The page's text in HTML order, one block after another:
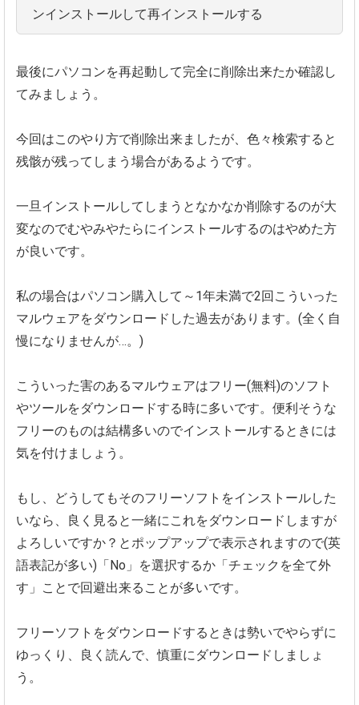
ンインストールして再インスト ールする
最後にパソコンを再起動して完全に削除出来たか確認し
てみましょ う。
今回はこのやり方で削除出来ましたが、 色々検索すると
残骸が残ってしまう場合があるようです。
一旦インストールしてしまうとなかなか削除するのが大
変なのでむやみやたらにインストールするのはやめた方
が良いです。
私の場合はパソコン購入して～ 1年未満で2回こういった
マルウェアをダウンロードした過去があ ります。(全く自
慢になりませんが…。)
こういった害のあるマルウェアはフリー(無料)のソフト
やツールをダウンロードする時に多いです。便利そうな
フリーのものは結構多いのでインストールするときには
気を付けましょう。
もし、どうしてもそのフリーソフトをインストールした
いなら、
良く見ると一緒にこれをダウンロードしますが
よろしいですか？ とポップアップで表示されますので(英
語表記が多い)「No」を選択するか「チェックを全て外
す」ことで回避出来ることが多いです。
フリーソフトをダウンロードするときは勢いでやらずに
ゆっくり、
良く読んで、慎重にダウンロードしましょ
う。